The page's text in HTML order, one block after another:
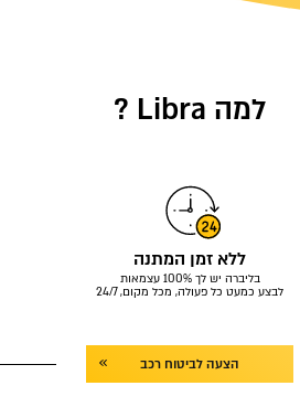
למה Libra ?
ללא זמן המתנה
בליברה יש לך 100% עצמאות
לבצע כמעט כל פעולה, מכל מקום, 24/7
הצעה לביטוח רכב